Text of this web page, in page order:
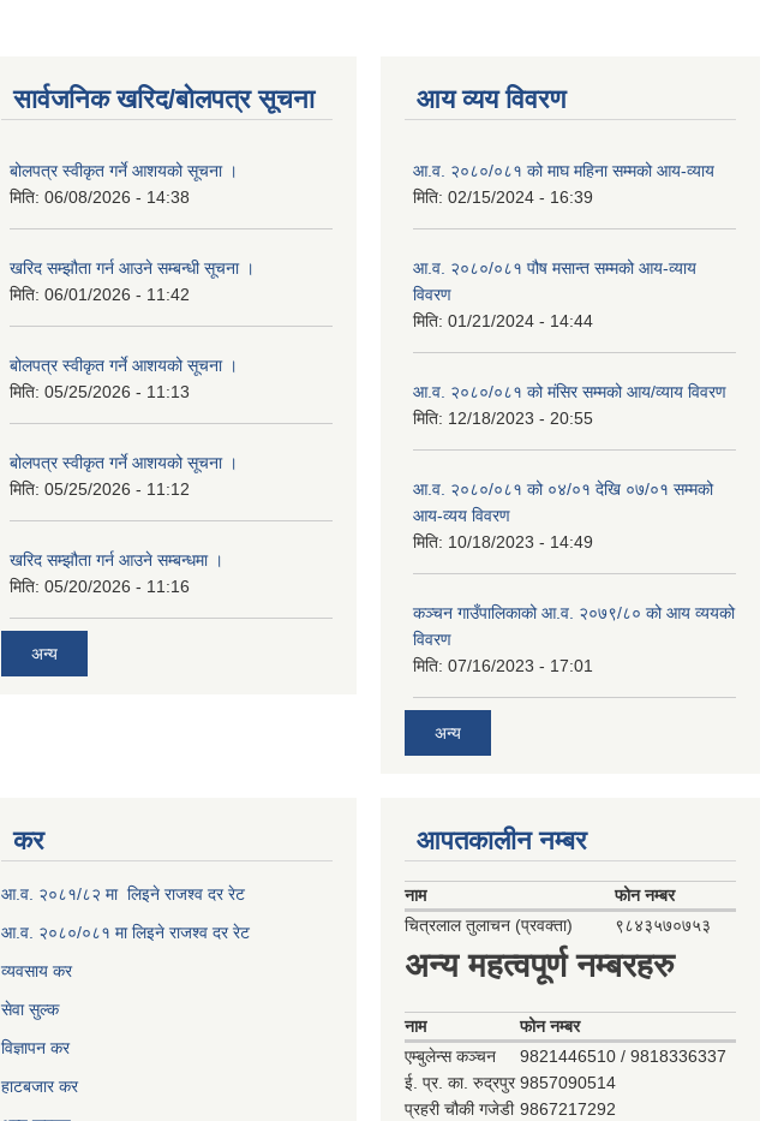
सार्वजनिक खरिद/बोलपत्र सूचना
बोलपत्र स्वीकृत गर्ने आशयको सूचना ।
मिति: 06/08/2026 - 14:38
खरिद सम्झौता गर्न आउने सम्बन्धी सूचना ।
मिति: 06/01/2026 - 11:42
बोलपत्र स्वीकृत गर्ने आशयको सूचना ।
मिति: 05/25/2026 - 11:13
बोलपत्र स्वीकृत गर्ने आशयको सूचना ।
मिति: 05/25/2026 - 11:12
खरिद सम्झौता गर्न आउने सम्बन्धमा ।
मिति: 05/20/2026 - 11:16
अन्य
आय व्यय विवरण
आ.व. २०८०/०८१ को माघ महिना सम्मको आय-व्याय
मिति: 02/15/2024 - 16:39
आ.व. २०८०/०८१ पौष मसान्त सम्मको आय-व्याय
विवरण
मिति: 01/21/2024 - 14:44
आ.व. २०८०/०८१ को मंसिर सम्मको आय/व्याय विवरण
मिति: 12/18/2023 - 20:55
आ.व. २०८०/०८१ को ०४/०१ देखि ०७/०१ सम्मको
आय-व्यय विवरण
मिति: 10/18/2023 - 14:49
कञ्‍चन गाउँपालिकाको आ.व. २०७९/८० को आय व्ययको
विवरण
मिति: 07/16/2023 - 17:01
अन्य
कर
आ.व. २०८१/८२ मा लिइने राजश्व दर रेट
आ.व. २०८०/०८१ मा लिइने राजश्व दर रेट
व्यवसाय कर
सेवा सुल्क
विज्ञापन कर
हाटबजार कर
आपतकालीन नम्बर
नाम
फोन नम्बर
चित्रलाल तुलाचन (प्रवक्ता)
९८४३५७०७५३
अन्य महत्वपूर्ण नम्बरहरु
नाम
फोन नम्बर
एम्बुलेन्स कञ्‍चन
9821446510 / 9818336337
ई. प्र. का. रुद्रपुर 9857090514
प्रहरी चौकी गजेडी 9867217292